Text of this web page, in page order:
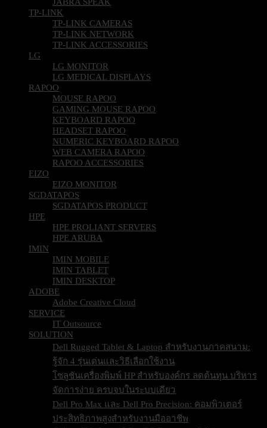
TP-LINK
TP-LINK CAMERAS
TP-LINK NETWORK
TP-LINK ACCESSORIES
LG
LG MONITOR
LG MEDICAL DISPLAYS
RAPOO
MOUSE RAPOO
GAMING MOUSE RAPOO
KEYBOARD RAPOO
HEADSET RAPOO
NUMERIC KEYBOARD RAPOO
WEB CAMERA RAPOO
RAPOO ACCESSORIES
EIZO
EIZO MONITOR
SGDATAPOS
SGDATAPOS PRODUCT
HPE
HPE PROLIANT SERVERS
HPE ARUBA
IMIN
IMIN MOBILE
IMIN TABLET
IMIN DESKTOP
ADOBE
Adobe Creative Cloud
SERVICE
IT Outsource
SOLUTION
Dell Rugged Tablet & Laptop สำหรับงานภาคสนาม:
รู้จัก 4 รุ่นเด่นและวิธีเลือกใช้งาน
โซลูชันเครื่องพิมพ์ HP สำหรับองค์กร ลดต้นทุน บริหาร
จัดการง่าย ครบจบในระบบเดียว
Dell Pro Max และ Dell Pro Precision: คอมพิวเตอร์
ประสิทธิภาพสูงสำหรับงานมืออาชีพ